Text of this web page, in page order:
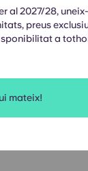
al 2027/28,
preus
a
mateix!